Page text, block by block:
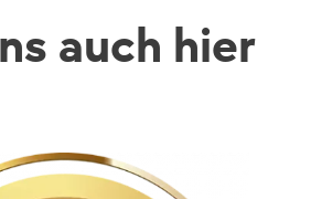
auch hier